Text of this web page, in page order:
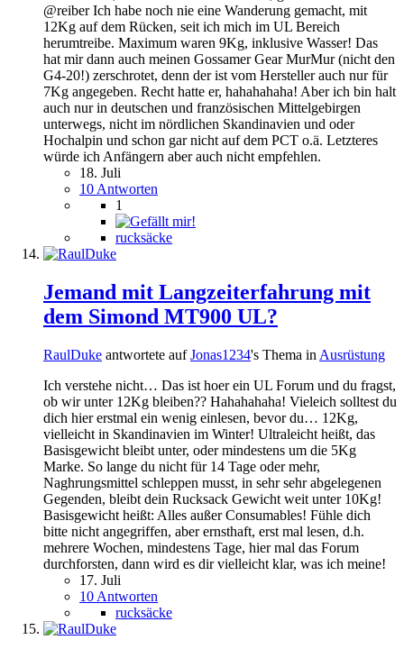
@reiber Ich habe noch nie eine Wanderung gemacht, mit
12Kg auf dem Rücken, seit ich mich im UL Bereich
herumtreibe. Maximum waren 9Kg, inklusive Wasser! Das
hat mir dann auch meinen Gossamer Gear MurMur (nicht den
G4-20!) zerschrotet, denn der ist vom Hersteller auch nur für
7Kg angegeben. Recht hatte er, hahahahaha! Aber ich bin halt
auch nur in deutschen und französischen Mittelgebirgen
unterwegs, nicht im nördlichen Skandinavien und oder
Hochalpin und schon gar nicht auf dem PCT o.ä. Letzteres
würde ich Anfängern aber auch nicht empfehlen.
18. Juli
10 Antworten
1
rucksäcke
Jemand mit Langzeiterfahrung mit
dem Simond MT900 UL?
RaulDuke antwortete aufJonas1234's Thema in Ausrüstung
Ich verstehe nicht… Das ist hoer ein UL Forum und du fragst,
ob wir unter 12Kg bleiben?? Hahahahaha! Vieleich solltest du
dich hier erstmal ein wenig einlesen, bevor du… 12Kg,
vielleicht in Skandinavien im Winter! Ultraleicht heißt, das
Basisgewicht bleibt unter, oder mindestens um die 5Kg
Marke. So lange du nicht für 14 Tage oder mehr,
Naghrungsmittel schleppen musst, in sehr sehr abgelegenen
Gegenden, bleibt dein Rucksack Gewicht weit unter 10Kg!
Basisgewicht heißt: Alles außer Consumables! Fühle dich
bitte nicht angegriffen, aber ernsthaft, erst mal lesen, d.h.
mehrere Wochen, mindestens Tage, hier mal das Forum
durchforsten, dann wird es dir vielleicht klar, was ich meine!
17. Juli
10 Antworten
rucksäcke